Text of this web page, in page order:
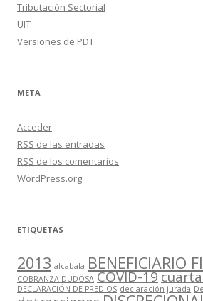
Tributación Sectorial
UIT
Versiones de PDT
META
Acceder
RSS de las entradas
RSS de los comentarios
WordPress.org
ETIQUETAS
2013 alcabala BENEFICIARIO
COBRANZA DUDOSA COVID-19
DECLARACIÓN DE PREDIOS declaración jurada